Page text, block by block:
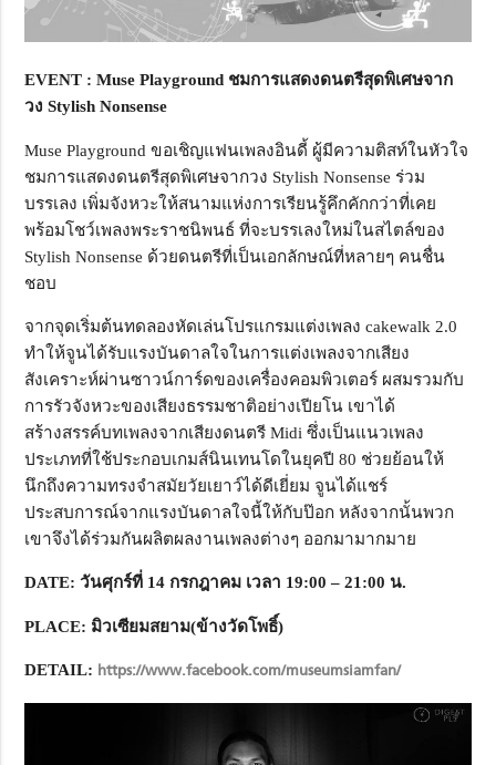
EVENT : Muse Playground ชมการแสดงดนตรีสุดพิเศษจาก
วง Stylish Nonsense
Muse Playground ขอเชิญแฟนเพลงอินดี้ ผู้มีความติสท์ในหัวใจ
ชมการแสดงดนตรีสุดพิเศษจากวง Stylish Nonsense ร่วม
บรรเลง เพิ่มจังหวะให้สนามแห่งการเรียนรู้คึกคักกว่าที่เคย
พร้อมโชว์เพลงพระราชนิพนธ์ ที่จะบรรเลงใหม่ในสไตล์ของ
Stylish Nonsense ด้วยดนตรีที่เป็นเอกลักษณ์ที่หลายๆ คนชื่น
ชอบ
จากจุดเริ่มต้นทดลองหัดเล่นโปรแกรมแต่งเพลง cakewalk 2.0
ทำให้จูนได้รับแรงบันดาลใจในการแต่งเพลงจากเสียง
สังเคราะห์ผ่านซาวน์การ์ดของเครื่องคอมพิวเตอร์ ผสมรวมกับ
การรัวจังหวะของเสียงธรรมชาติอย่างเปียโน เขาได้
สร้างสรรค์บทเพลงจากเสียงดนตรี Midi ซึ่งเป็นแนวเพลง
ประเภทที่ใช้ประกอบเกมส์นินเทนโดในยุคปี 80 ช่วยย้อนให้
นึกถึงความทรงจำสมัยวัยเยาว์ได้ดีเยี่ยม จูนได้แชร์
ประสบการณ์จากแรงบันดาลใจนี้ให้กับป๊อก หลังจากนั้นพวก
เขาจึงได้ร่วมกันผลิตผลงานเพลงต่างๆ ออกมามากมาย
DATE:วันศุกร์ที่ 14 กรกฎาคม เวลา 19:00 – 21:00 น.
PLACE: มิวเซียมสยาม(ข้างวัดโพธิ์)
DETAIL: https://www.facebook.com/museumsiamfan/